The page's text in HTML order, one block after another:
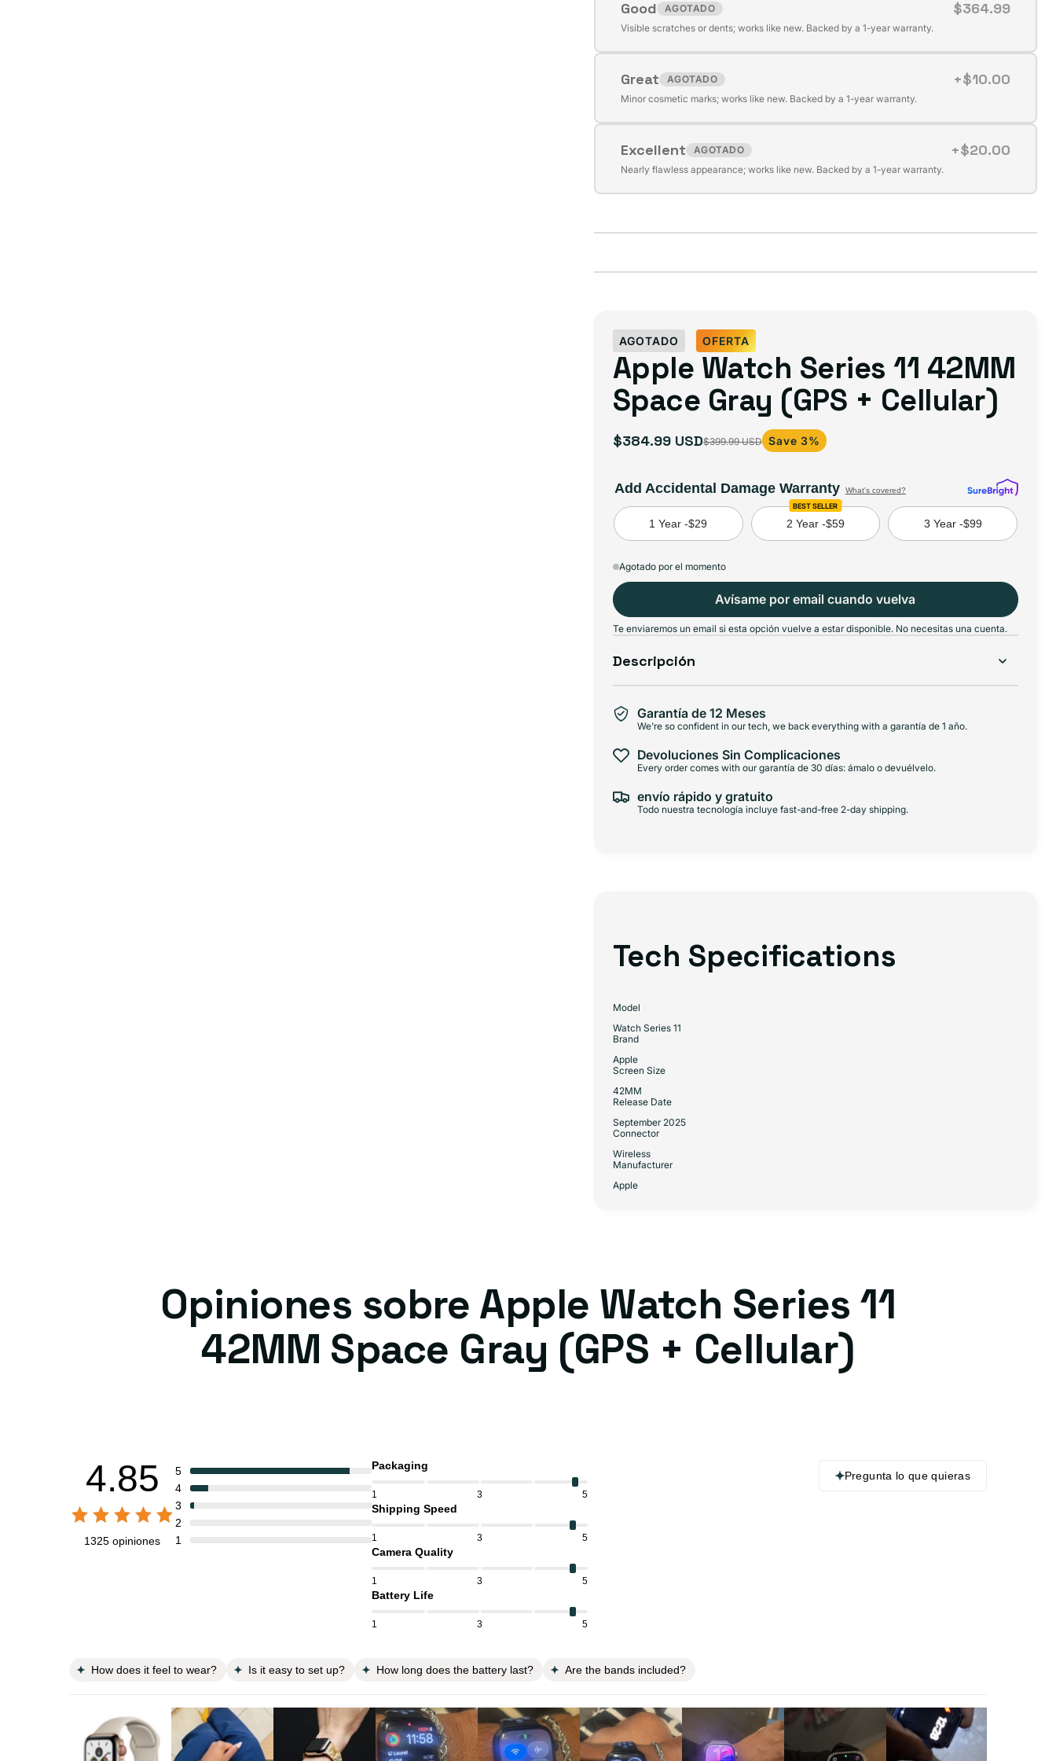
Good AGOTADO
$364.99
Variante
no
disponible
Visible scratches or dents; works like new. Backed by a 1-year warranty.
Great AGOTADO
+$10.00
Variante
no
disponible
Minor cosmetic marks; works like new. Backed by a 1-year warranty.
Excellent AGOTADO
+$20.00
Variante
disponible
Nearly flawless appearance; works like new. Backed by a 1-year warranty.
AGOTADO OFERTA
Apple Watch Series 11 42MM
Space Gray (GPS + Cellular)
Precio
oferta
$384.99 USD
Precio
$399.99 USD Save 3%
Add Accidental Damage Warranty What's covered?
1 Year -$29
BEST SELLER
2 Year -$59 3 Year -$99
Agotado por el momento
Avísame por email cuando vuelva
Te enviaremos un email si esta opción vuelve a estar disponible. No necesitas una cuenta.
Descripción
Garantía de 12 Meses
We're so confident in our tech, we back everything with a garantía de 1 año.
Devoluciones Sin Complicaciones
Every order comes with our garantía de 30 días: ámalo o devuélvelo.
envío rápido y gratuito
Todo nuestra tecnología incluye fast-and-free 2-day shipping.
Tech Specifications
Model
Watch Series 11
Brand
Apple
Screen Size
42MM
Release Date
September 2025
Connector
Wireless
Manufacturer
Apple
Opiniones sobre Apple Watch Series 11
42MM Space Gray (GPS + Cellular)
4.85
1325 opiniones
5
4
3
2
1
Packaging
1 3 5
Shipping Speed
1 3 5
Camera Quality
1 3 5
Battery Life
1 3 5
Pregunta lo que quieras
How does it feel to wear? Is it easy to set up? How long does the battery last? Are the bands included?